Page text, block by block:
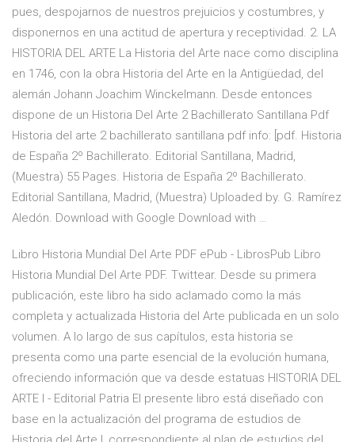
pues, despojarnos de nuestros prejuicios y costumbres, y
disponernos en una actitud de apertura y receptividad. 2. LA
HISTORIA DEL ARTE La Historia del Arte nace como disciplina
en 1746, con la obra Historia del Arte en la Antigüedad, del
alemán Johann Joachim Winckelmann. Desde entonces
dispone de un Historia Del Arte 2 Bachillerato Santillana Pdf
Historia del arte 2 bachillerato santillana pdf info: [pdf. Historia
de España 2º Bachillerato. Editorial Santillana, Madrid,
(Muestra) 55 Pages. Historia de España 2º Bachillerato.
Editorial Santillana, Madrid, (Muestra) Uploaded by. G. Ramírez
Aledón. Download with Google Download with …
Libro Historia Mundial Del Arte PDF ePub - LibrosPub Libro
Historia Mundial Del Arte PDF. Twittear. Desde su primera
publicación, este libro ha sido aclamado como la más
completa y actualizada Historia del Arte publicada en un solo
volumen. A lo largo de sus capítulos, esta historia se
presenta como una parte esencial de la evolución humana,
ofreciendo información que va desde estatuas HISTORIA DEL
ARTE I - Editorial Patria El presente libro está diseñado con
base en la actualización del programa de estudios de